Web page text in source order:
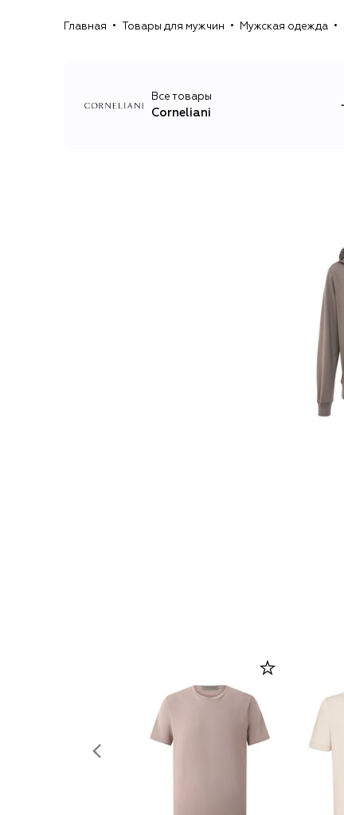
Главная Товары для мужчин Мужская одежда
Все товары
Corneliani